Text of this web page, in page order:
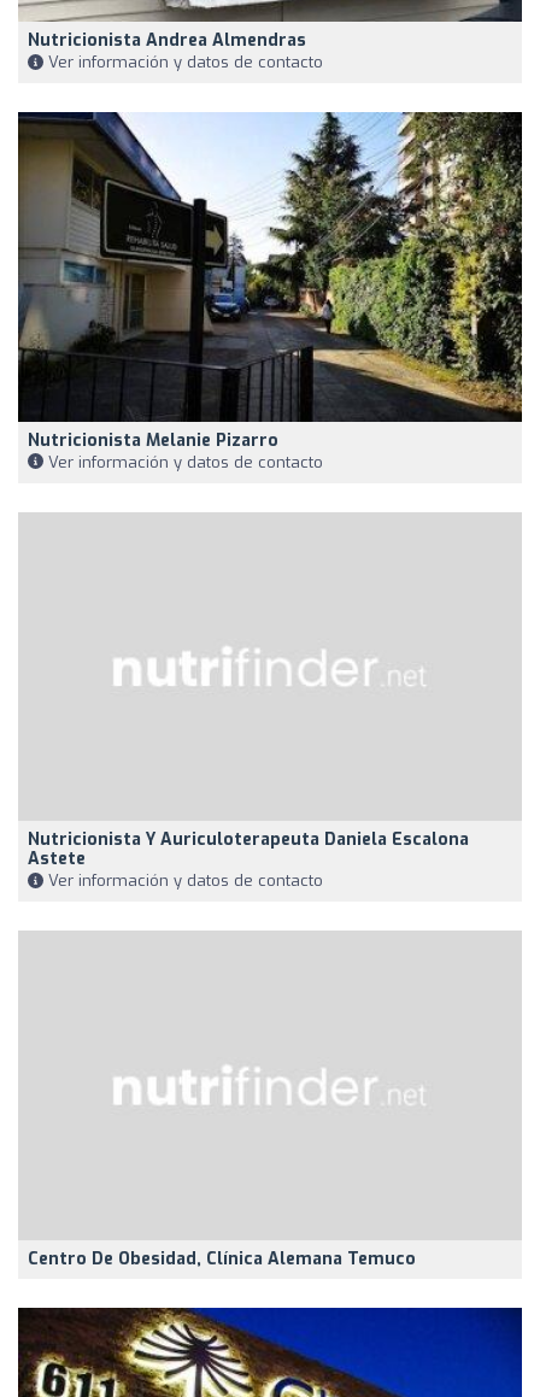
Nutricionista Andrea Almendras
Ver información y datos de contacto
Nutricionista Melanie Pizarro
Ver información y datos de contacto
Nutricionista Y Auriculoterapeuta Daniela Escalona
Astete
Ver información y datos de contacto
Centro De Obesidad, Clínica Alemana Temuco